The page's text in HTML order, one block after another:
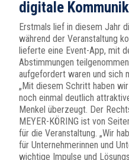
digitale
Erstmals lief in diesem Jahr
während der Veranstaltung
lieferte eine Event-App, mit
Abstimmungen
aufgefordert waren und sich
„Mit diesem Schritt haben
noch einmal deutlich
Menkel überzeugt. Der
MEYER-KÖRING ist von
für die Veranstaltung. „Wir
für Unternehmerinnen und
wichtige Impulse und